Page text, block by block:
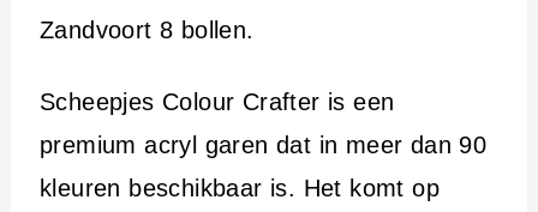
Zandvoort 8 bollen.
Scheepjes Colour Crafter is een
premium acryl garen dat in meer dan 90
kleuren beschikbaar is. Het komt op